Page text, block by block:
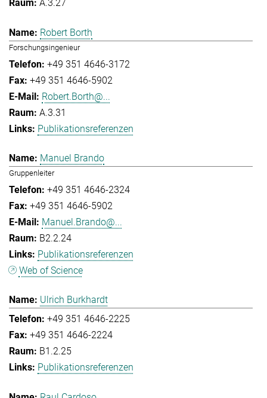
A.3.27
Robert Borth
Forschungsingenieur
+49 351 4646-3172
+49 351 4646-5902
Robert.Borth@...
A.3.31
Publikationsreferenzen
Manuel Brando
Gruppenleiter
+49 351 4646-2324
+49 351 4646-5902
Manuel.Brando@...
B2.2.24
Publikationsreferenzen
Web of Science
Ulrich Burkhardt
+49 351 4646-2225
+49 351 4646-2224
B1.2.25
Publikationsreferenzen